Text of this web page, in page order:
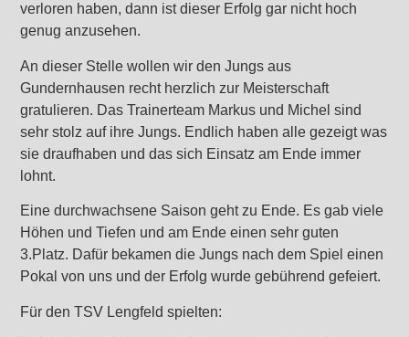
verloren haben, dann ist dieser Erfolg gar nicht hoch
genug anzusehen.
An dieser Stelle wollen wir den Jungs aus
Gundernhausen recht herzlich zur Meisterschaft
gratulieren. Das Trainerteam Markus und Michel sind
sehr stolz auf ihre Jungs. Endlich haben alle gezeigt was
sie draufhaben und das sich Einsatz am Ende immer
lohnt.
Eine durchwachsene Saison geht zu Ende. Es gab viele
Höhen und Tiefen und am Ende einen sehr guten
3.Platz. Dafür bekamen die Jungs nach dem Spiel einen
Pokal von uns und der Erfolg wurde gebührend gefeiert.
Für den TSV Lengfeld spielten: